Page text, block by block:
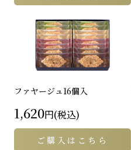
ファヤージュ16個入
1,620円(税込)
ご購入はこちら